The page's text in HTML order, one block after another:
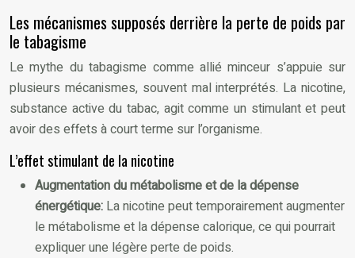
Les mécanismes supposés derrière la perte de poids par
le tabagisme
Le mythe du tabagisme comme allié minceur s’appuie sur
plusieurs mécanismes, souvent mal interprétés. La nicotine,
substance active du tabac, agit comme un stimulant et peut
avoir des effets à court terme sur l’organisme.
L’effet stimulant de la nicotine
Augmentation du métabolisme et de la dépense
énergétique: La nicotine peut temporairement augmenter
le métabolisme et la dépense calorique, ce qui pourrait
expliquer une légère perte de poids.